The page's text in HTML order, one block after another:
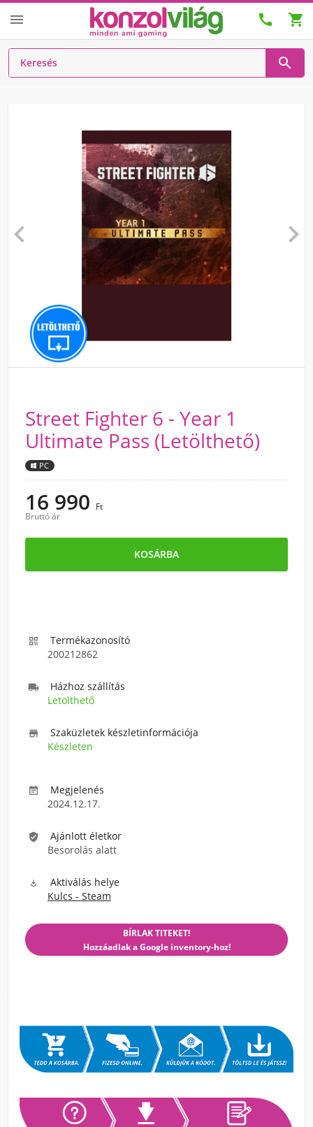
  

 
Street Fighter 6 - Year 1
Ultimate Pass (Letölthető)
PC
16 990 Ft
Bruttó ár
KOSÁRBA

Termékazonosító
200212862

Házhoz szállítás
Letölthető

Szaküzletek készletinformációja
Készleten

Megjelenés
2024.12.17.

Ajánlott életkor
Besorolás alatt

Aktiválás helye
Kulcs - Steam
BÍRLAK TITEKET!
Hozzáadlak a Google inventory-hoz!